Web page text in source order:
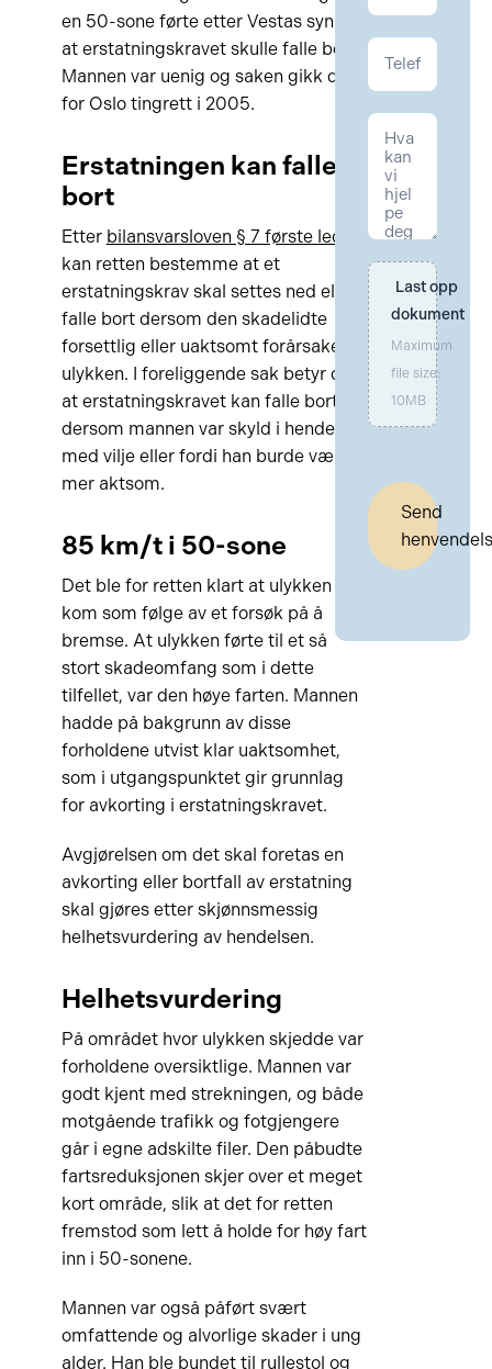
en 50-sone førte etter Vestas syn til
at erstatningskravet skulle falle bort.
Mannen var uenig og saken gikk da
for Oslo tingrett i 2005.
Erstatningen kan falle
bort
Etter bilansvarsloven § 7 første ledd
kan retten bestemme at et
erstatningskrav skal settes ned eller
falle bort dersom den skadelidte
forsettlig eller uaktsomt forårsaket
ulykken. I foreliggende sak betyr det
at erstatningskravet kan falle bort
dersom mannen var skyld i hendelsen
med vilje eller fordi han burde vært
mer aktsom.
85 km/t i 50-sone
Det ble for retten klart at ulykken
kom som følge av et forsøk på å
bremse. At ulykken førte til et så
stort skadeomfang som i dette
tilfellet, var den høye farten. Mannen
hadde på bakgrunn av disse
forholdene utvist klar uaktsomhet,
som i utgangspunktet gir grunnlag
for avkorting i erstatningskravet.
Avgjørelsen om det skal foretas en
avkorting eller bortfall av erstatning
skal gjøres etter skjønnsmessig
helhetsvurdering av hendelsen.
Helhetsvurdering
På området hvor ulykken skjedde var
forholdene oversiktlige. Mannen var
godt kjent med strekningen, og både
motgående trafikk og fotgjengere
går i egne adskilte filer. Den påbudte
fartsreduksjonen skjer over et meget
kort område, slik at det for retten
fremstod som lett å holde for høy fart
inn i 50-sonene.
Mannen var også påført svært
omfattende og alvorlige skader i ung
alder. Han ble bundet til rullestol og
Last opp
dokument
Maximum
file size:
10MB
Send